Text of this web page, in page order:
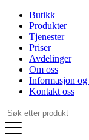
Butikk
Produkter
Tjenester
Priser
Avdelinger
Om oss
Informasjon og
Kontakt oss